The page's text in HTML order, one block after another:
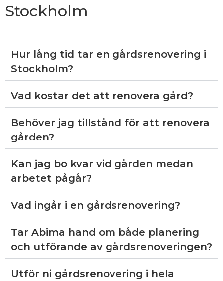
Stockholm
Hur lång tid tar en gårdsrenovering i
Stockholm?
Vad kostar det att renovera gård?
Behöver jag tillstånd för att renovera
gården?
Kan jag bo kvar vid gården medan
arbetet pågår?
Vad ingår i en gårdsrenovering?
Tar Abima hand om både planering
och utförande av gårdsrenoveringen?
Utför ni gårdsrenovering i hela